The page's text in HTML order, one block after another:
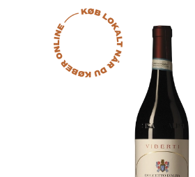
Rødvin
Hvidvin
Mousserende vin
Portvin